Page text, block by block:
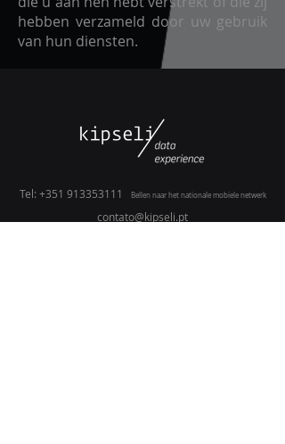
hebben verzameld door uw gebruik
van hun diensten.
Tel: +351 913353111 Bellen naar het nationale mobiele netwerk
contato@kipseli.pt